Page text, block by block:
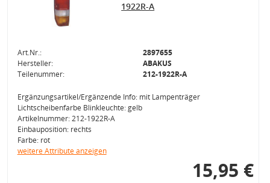
1922R-A
Art.Nr.:
2897655
Hersteller:
ABAKUS
Teilenummer:
212-1922R-A
Ergänzungsartikel/Ergänzende Info: mit Lampenträger
Lichtscheibenfarbe Blinkleuchte: gelb
Artikelnummer: 212-1922R-A
Einbauposition: rechts
Farbe: rot
weitere Attribute anzeigen
15,95 €